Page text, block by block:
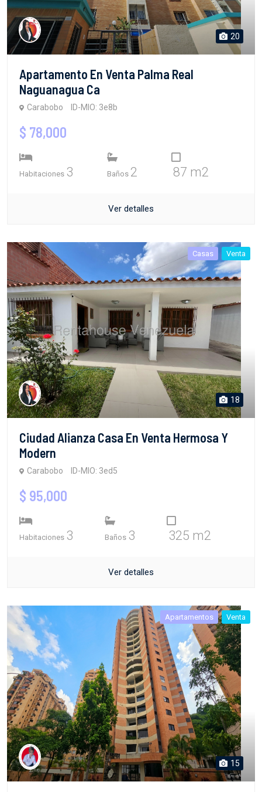
20
Apartamento En Venta Palma Real
Naguanagua Ca
Carabobo ID-MIO: 3e8b
$ 78,000
Habitaciones 3 Baños 2 87 m2
Ver detalles
Casas Venta
18
Ciudad Alianza Casa En Venta Hermosa Y
Modern
Carabobo ID-MIO: 3ed5
$ 95,000
Habitaciones 3 Baños 3 325 m2
Ver detalles
Apartamentos Venta
15